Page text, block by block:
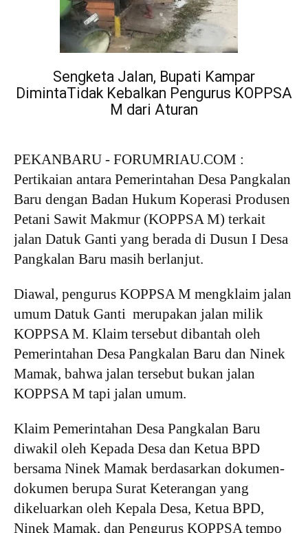
Sengketa Jalan, Bupati Kampar
DimintaTidak Kebalkan Pengurus KOPPSA
M dari Aturan
PEKANBARU - FORUMRIAU.COM :
Pertikaian antara Pemerintahan Desa Pangkalan
Baru dengan Badan Hukum Koperasi Produsen
Petani Sawit Makmur (KOPPSA M) terkait
jalan Datuk Ganti yang berada di Dusun I Desa
Pangkalan Baru masih berlanjut.
Diawal, pengurus KOPPSA M mengklaim jalan
umum Datuk Ganti merupakan jalan milik
KOPPSA M. Klaim tersebut dibantah oleh
Pemerintahan Desa Pangkalan Baru dan Ninek
Mamak, bahwa jalan tersebut bukan jalan
KOPPSA M tapi jalan umum.
Klaim Pemerintahan Desa Pangkalan Baru
diwakil oleh Kepada Desa dan Ketua BPD
bersama Ninek Mamak berdasarkan dokumen-
dokumen berupa Surat Keterangan yang
dikeluarkan oleh Kepala Desa, Ketua BPD,
Ninek Mamak, dan Pengurus KOPPSA tempo